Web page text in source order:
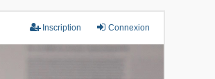
Connexion
Inscription